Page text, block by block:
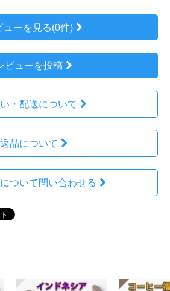
ューを見る(0件)
ビューを投稿
・配送について
返品について
ついて問い合わせる